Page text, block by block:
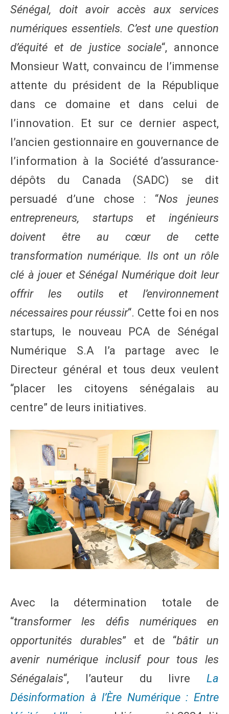
Sénégal, doit avoir accès aux services
numériques essentiels. C’est une question
d’équité et de justice sociale“, annonce
Monsieur Watt, convaincu de l’immense
attente du président de la République
dans ce domaine et dans celui de
l’innovation. Et sur ce dernier aspect,
l’ancien gestionnaire en gouvernance de
l’information à la Société d’assurance-
dépôts du Canada (SADC) se dit
persuadé d’une chose : “Nos jeunes
entrepreneurs, startups et ingénieurs
doivent être au cœur de cette
transformation numérique. Ils ont un rôle
clé à jouer et Sénégal Numérique doit leur
offrir les outils et l’environnement
nécessaires pour réussir“. Cette foi en nos
startups, le nouveau PCA de Sénégal
Numérique S.A l’a partage avec le
Directeur général et tous deux veulent
“placer les citoyens sénégalais au
centre” de leurs initiatives.
Avec la détermination totale de
“transformer les défis numériques en
opportunités durables” et de “bâtir un
avenir numérique inclusif pour tous les
Sénégalais“, l’auteur du livre La
Désinformation à l’Ère Numérique : Entre